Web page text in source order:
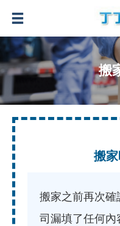
搬
搬
搬家之前再次
司漏填了任何內